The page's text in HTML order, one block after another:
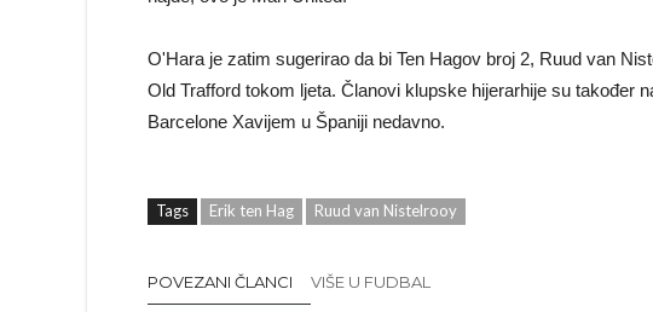
O'Hara je zatim sugerirao da bi Ten Hagov broj 2, Ruud van
Old Trafford tokom ljeta. Članovi klupske hijerarhije su također
Barcelone Xavijem u Španiji nedavno.
Tags Erik ten Hag Ruud van Nistelrooy
POVEZANI ČLANCI VIŠE U FUDBAL